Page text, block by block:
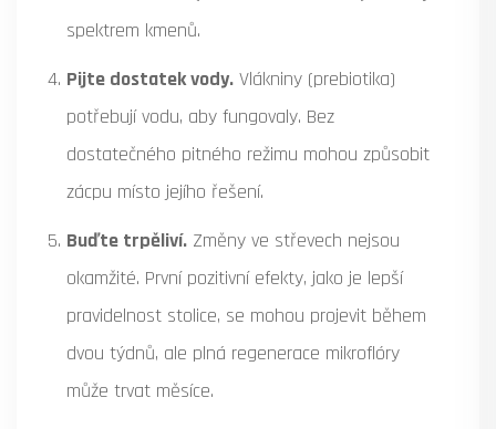
spektrem kmenů.
Pijte dostatek vody. Vlákniny (prebiotika)
potřebují vodu, aby fungovaly. Bez
dostatečného pitného režimu mohou způsobit
zácpu místo jejího řešení.
Buďte trpěliví. Změny ve střevech nejsou
okamžité. První pozitivní efekty, jako je lepší
pravidelnost stolice, se mohou projevit během
dvou týdnů, ale plná regenerace mikroflóry
může trvat měsíce.